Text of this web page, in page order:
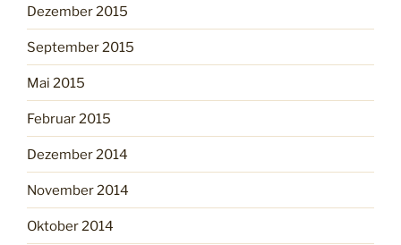
Dezember 2015
September 2015
Mai 2015
Februar 2015
Dezember 2014
November 2014
Oktober 2014